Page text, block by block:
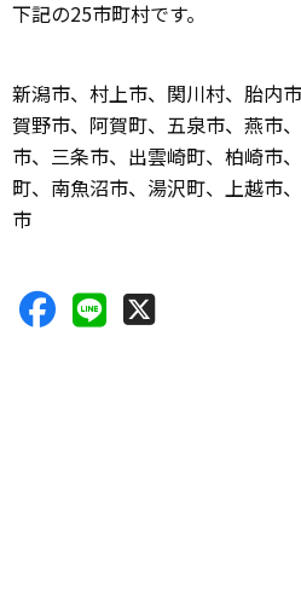
下記の25市町村です。
新潟市、村上市、関川村、胎内
賀野市、阿賀町、五泉市、燕市
市、三条市、出雲崎町、柏崎市
町、南魚沼市、湯沢町、上越市
市